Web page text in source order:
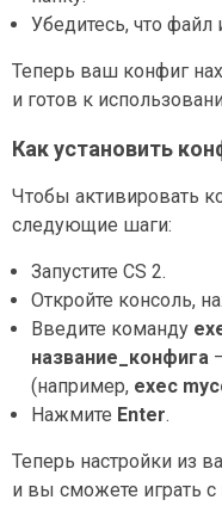
Убедитесь, что
Теперь ваш конфиг
и готов к
Как установить
Чтобы активировать
следующие шаги:
Запустите CS 2.
Откройте консоль,
Введите команду
название_конфига
(например, exec
Нажмите Enter.
Теперь настройки из
и вы сможете играть